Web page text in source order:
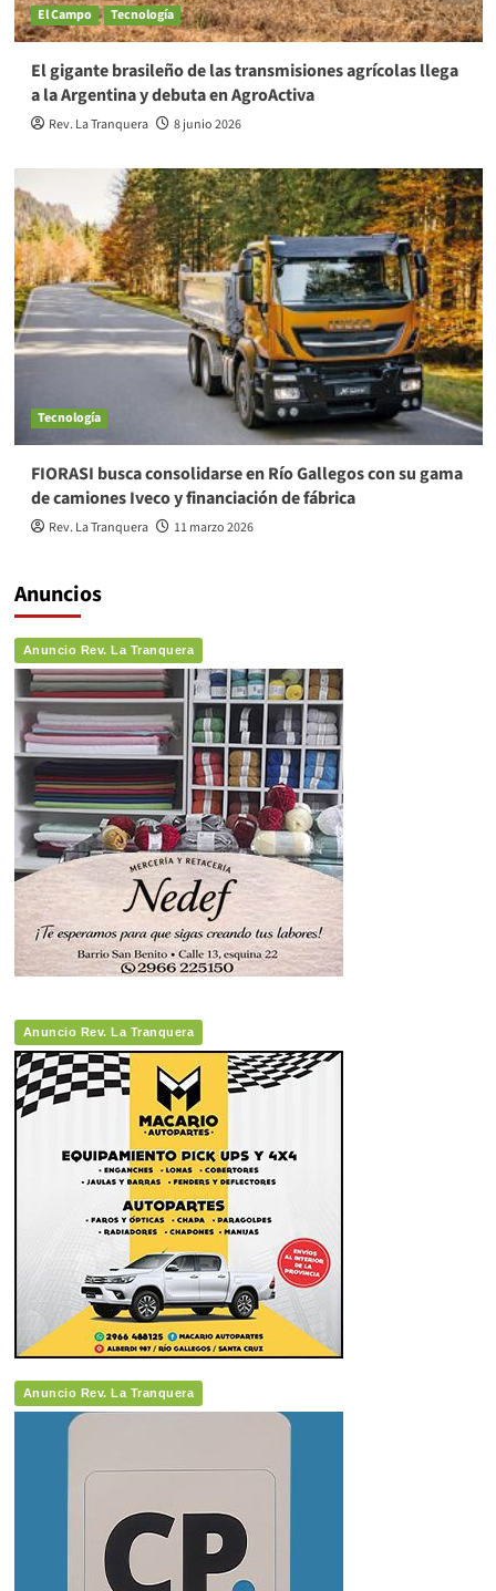
El Campo Tecnología
El gigante brasileño de las transmisiones agrícolas llega
a la Argentina y debuta en AgroActiva
Rev. La Tranquera 8 junio 2026
Tecnología
FIORASI busca consolidarse en Río Gallegos con su gama
de camiones Iveco y financiación de fábrica
Rev. La Tranquera 11 marzo 2026
Anuncios
Anuncio Rev. La Tranquera
Anuncio Rev. La Tranquera
Anuncio Rev. La Tranquera